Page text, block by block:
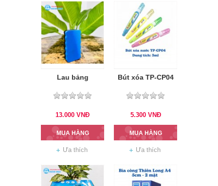
Lau bảng
13.000 VNĐ
MUA HÀNG
Ưa thích
Bút xóa TP-CP04
5.300 VNĐ
MUA HÀNG
Ưa thích